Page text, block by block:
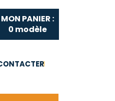
MON PANIER :
0 modèle